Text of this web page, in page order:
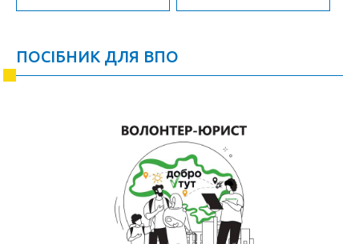
ПОСІБНИК ДЛЯ ВПО